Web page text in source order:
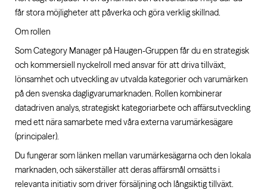
får stora möjligheter att påverka och göra verklig skillnad.
Om rollen
Som Category Manager på Haugen-Gruppen får du en strategisk
och kommersiell nyckelroll med ansvar för att driva tillväxt,
lönsamhet och utveckling av utvalda kategorier och varumärken
på den svenska dagligvarumarknaden. Rollen kombinerar
datadriven analys, strategiskt kategoriarbete och affärsutveckling
med ett nära samarbete med våra externa varumärkesägare
(principaler).
Du fungerar som länken mellan varumärkesägarna och den lokala
marknaden, och säkerställer att deras affärsmål omsätts i
relevanta initiativ som driver försäljning och långsiktig tillväxt.